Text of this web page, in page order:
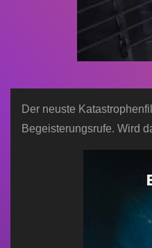
Der neuste
Begeisterungsrufe. Wird